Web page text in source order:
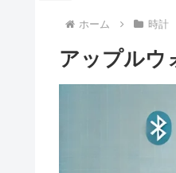
ホーム 時計
アップルウ